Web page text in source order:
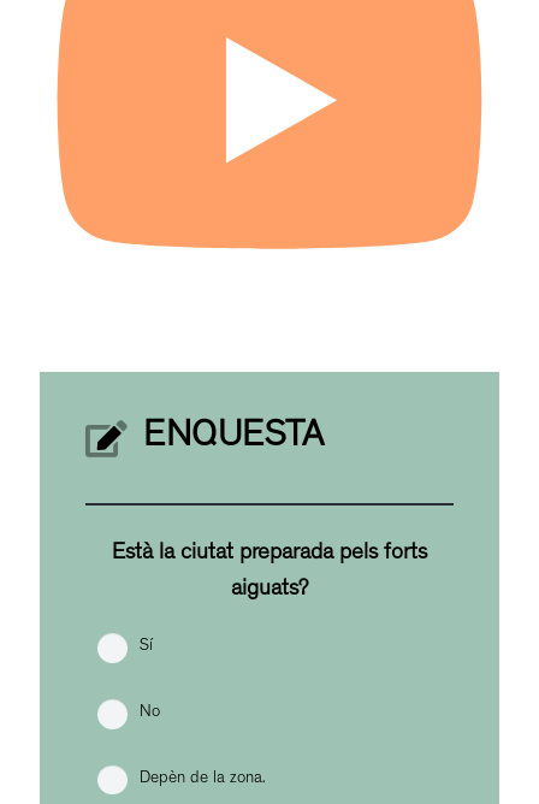
ENQUESTA
Està la ciutat preparada pels forts
aiguats?
Sí
No
Depèn de la zona.